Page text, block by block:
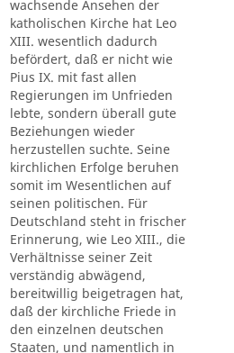
wachsende Ansehen der
katholischen Kirche hat Leo
XIII. wesentlich dadurch
befördert, daß er nicht wie
Pius IX. mit fast allen
Regierungen im Unfrieden
lebte, sondern überall gute
Beziehungen wieder
herzustellen suchte. Seine
kirchlichen Erfolge beruhen
somit im Wesentlichen auf
seinen politischen. Für
Deutschland steht in frischer
Erinnerung, wie Leo XIII., die
Verhältnisse seiner Zeit
verständig abwägend,
bereitwillig beigetragen hat,
daß der kirchliche Friede in
den einzelnen deutschen
Staaten, und namentlich in